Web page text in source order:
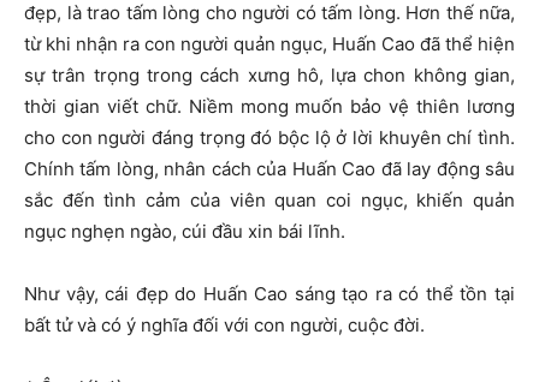
đẹp, là trao tấm lòng cho người có tấm lòng. Hơn thế nữa,
từ khi nhận ra con người quản ngục, Huấn Cao đã thể hiện
sự trân trọng trong cách xưng hô, lựa chon không gian,
thời gian viết chữ. Niềm mong muốn bảo vệ thiên lương
cho con người đáng trọng đó bộc lộ ở lời khuyên chí tình.
Chính tấm lòng, nhân cách của Huấn Cao đã lay động sâu
sắc đến tình cảm của viên quan coi ngục, khiến quản
ngục nghẹn ngào, cúi đầu xin bái lĩnh.
Như vậy, cái đẹp do Huấn Cao sáng tạo ra có thể tồn tại
bất tử và có ý nghĩa đối với con người, cuộc đời.